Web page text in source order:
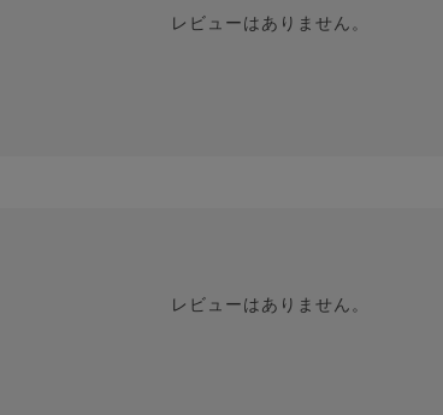
レビューはありません。
レビューはありません。